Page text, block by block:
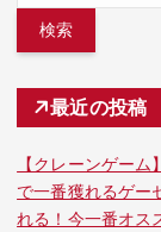
最近の投稿
【クレーンゲー
で一番獲れるゲー
れる！今一番オス